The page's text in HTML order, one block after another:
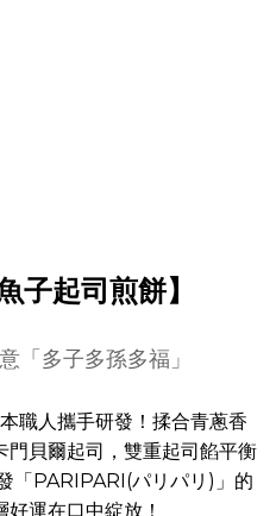
子起司煎餅】
「多子多孫多福」
職人攜手研發！揉合青蔥香
門貝爾起司，雙重起司餡平衡
「PARIPARI(パリパリ)」的
運在口中綻放！